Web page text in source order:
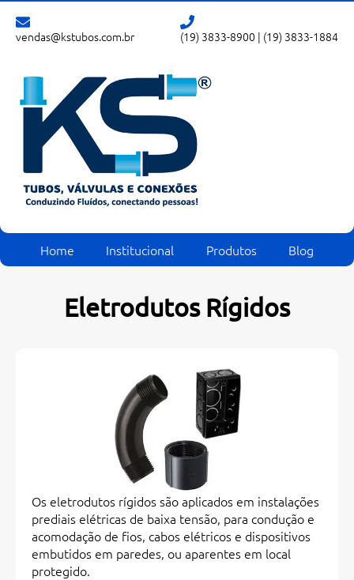
vendas@kstubos.com.br (19) 3833-8900 | (19) 3833-1884
Home Institucional Produtos Blog
Eletrodutos Rígidos
Os eletrodutos rígidos são aplicados em instalações
prediais elétricas de baixa tensão, para condução e
acomodação de fios, cabos elétricos e dispositivos
embutidos em paredes, ou aparentes em local
protegido.